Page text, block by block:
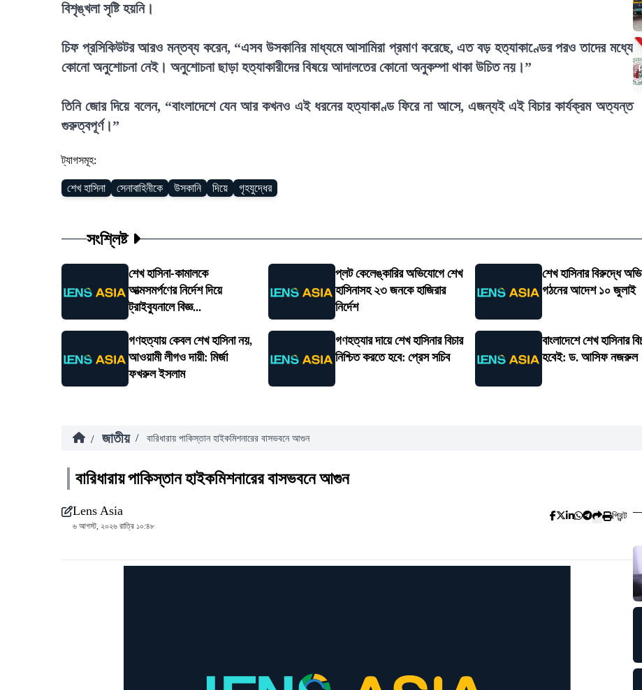
বিশৃঙ্খলা সৃষ্টি হয়নি।
চিফ প্রসিকিউটর আরও মন্তব্য করেন, “এসব উসকানির মাধ্যমে আসামিরা প্রমাণ করেছে, এত বড় হত্যাকাণ্ডের পরও তাদের মধ্যে
কোনো অনুশোচনা নেই। অনুশোচনা ছাড়া হত্যাকারীদের বিষয়ে আদালতের কোনো অনুকম্পা থাকা উচিত নয়।”
তিনি জোর দিয়ে বলেন, “বাংলাদেশে যেন আর কখনও এই ধরনের হত্যাকাণ্ড ফিরে না আসে, এজন্যই এই বিচার কার্যক্রম অত্যন্ত
গুরুত্বপূর্ণ।”
ট্যাগসমূহ:
শেখ হাসিনা সেনাবাহিনীকে উসকানি দিয়ে গৃহযুদ্ধের
সংশ্লিষ্ট
শেখ হাসিনা-কামালকে
আত্মসমর্পণের নির্দেশ দিয়ে
ট্রাইব্যুনালে বিজ্ঞ...
প্লট কেলেঙ্কারির অভিযোগে শেখ
হাসিনাসহ ২৩ জনকে হাজিরার
নির্দেশ
শেখ হাসিনার বিরুদ্ধে
গঠনের আদেশ ১০ জুলাই
গণহত্যায় কেবল শেখ হাসিনা নয়,
আওয়ামী লীগও দায়ী: মির্জা
ফখরুল ইসলাম
গণহত্যার দায়ে শেখ হাসিনার বিচার
নিশ্চিত করতে হবে: প্রেস সচিব
বাংলাদেশে শেখ হাসিনার
হবেই: ড. আসিফ নজরুল
/ জাতীয় / বারিধারায় পাকিস্তান হাইকমিশনারের বাসভবনে আগুন
বারিধারায় পাকিস্তান হাইকমিশনারের বাসভবনে আগুন
Lens Asia
৬ আগস্ট, ২০২৬ রাত্রি ১০:৪৮
প্রিন্ট